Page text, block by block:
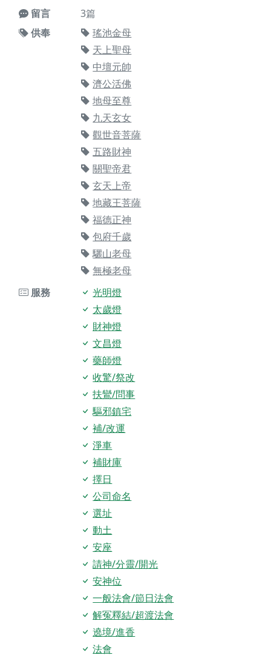
留言
3篇
供奉
瑤池金母
天上聖母
中壇元帥
濟公活佛
地母至尊
九天玄女
觀世音菩薩
五路財神
關聖帝君
玄天上帝
地藏王菩薩
福德正神
包府千歲
驪山老母
無極老母
服務
光明燈
太歲燈
財神燈
文昌燈
藥師燈
收驚/祭改
扶鸞/問事
驅邪鎮宅
補/改運
淨車
補財庫
擇日
公司命名
選址
動土
安座
請神/分靈/開光
安神位
一般法會/節日法會
解冤釋結/超渡法會
遶境/進香
法會